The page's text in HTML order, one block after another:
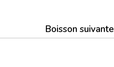
Boisson suivante